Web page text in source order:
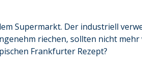
Supermarkt. Der industriell
riechen, sollten nicht
Frankfurter Rezept?